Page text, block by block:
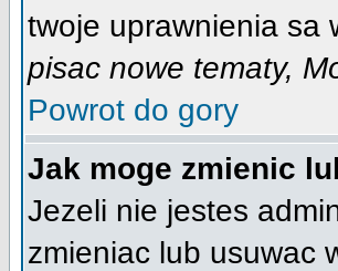
twoje uprawnienia sa
pisac nowe tematy,
Powrot do gory
Jak moge zmienic
Jezeli nie jestes
zmieniac lub usuwac